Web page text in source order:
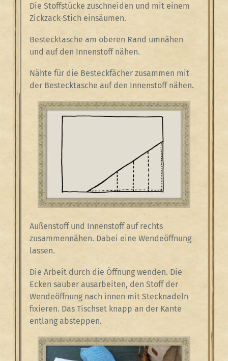
Die Stoffstücke zuschneiden und mit einem
Zickzack-Stich einsäumen.
Bestecktasche am oberen Rand umnähen
und auf den Innenstoff nähen.
Nähte für die Besteckfächer zusammen mit
der Bestecktasche auf den Innenstoff nähen.
Außenstoff und Innenstoff auf rechts
zusammennähen. Dabei eine Wendeöffnung
lassen.
Die Arbeit durch die Öffnung wenden. Die
Ecken sauber ausarbeiten, den Stoff der
Wendeöffnung nach innen mit Stecknadeln
fixieren. Das Tischset knapp an der Kante
entlang absteppen.